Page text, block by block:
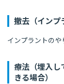
撤去（インプ
インプラントの
療法（埋入し
きる場合）